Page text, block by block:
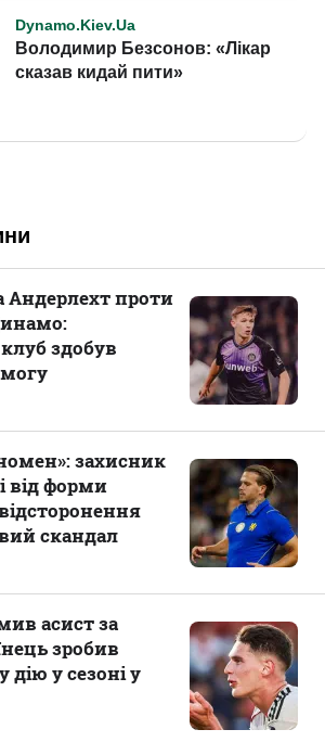
Андерлехт проти
здобув
захисник
від форми
скандал
асист за
зробив
у сезоні у